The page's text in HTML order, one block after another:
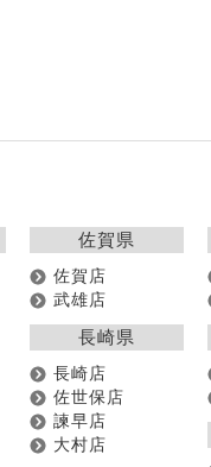
佐賀県
佐賀店
武雄店
長崎県
長崎店
佐世保店
諫早店
大村店